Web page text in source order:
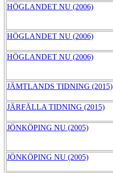
HÖGLANDET NU (2006)
HÖGLANDET NU (2006)
HÖGLANDET NU (2006)
JÄMTLANDS TIDNING (2015)
JÄRFÄLLA TIDNING (2015)
JÖNKÖPING NU (2005)
JÖNKÖPING NU (2005)